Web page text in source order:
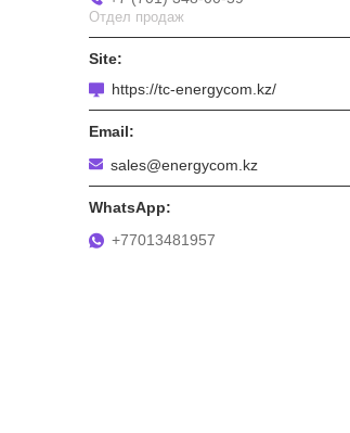
Отдел продаж
https://tc-energycom.kz/
sales@energycom.kz
+77013481957